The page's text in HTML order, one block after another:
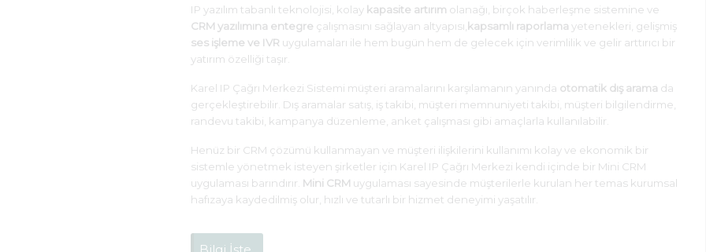
IP yazılım tabanlı teknolojisi, kolay kapasite artırım olanağı, birçok haberleşme sistemine ve
CRM yazılımına entegre çalışmasını sağlayan altyapısı, kapsamlı raporlama yetenekleri, gelişmiş
ses işleme ve IVR uygulamaları ile hem bugün hem de gelecek için verimlilik ve gelir arttırıcı bir
yatırım özelliği taşır.
Karel IP Çağrı Merkezi Sistemi müşteri aramalarını karşılamanın yanında otomatik dış arama da
gerçekleştirebilir. Dış aramalar satış, iş takibi, müşteri memnuniyeti takibi, müşteri bilgilendirme,
randevu takibi, kampanya düzenleme, anket çalışması gibi amaçlarla kullanılabilir.
Henüz bir CRM çözümü kullanmayan ve müşteri ilişkilerini kullanımı kolay ve ekonomik bir
sistemle yönetmek isteyen şirketler için Karel IP Çağrı Merkezi kendi içinde bir Mini CRM
uygulaması barındırır. Mini CRM uygulaması sayesinde müşterilerle kurulan her temas kurumsal
hafızaya kaydedilmiş olur, hızlı ve tutarlı bir hizmet deneyimi yaşatılır.